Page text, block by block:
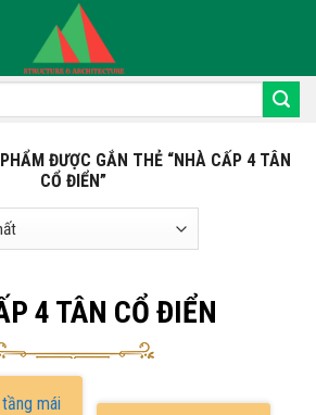
ĐƯỢC GẮN THẺ “NHÀ CẤP 4 TÂN
CỔ ĐIỂN”
4 TÂN CỔ ĐIỂN
mái